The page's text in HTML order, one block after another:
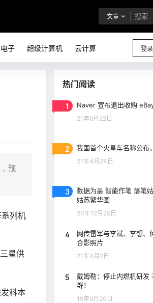
文章
登录
子 超级计算机 云计算
预
列机
星供
科本
热门阅读
1 Naver 宣布退出收购
21年6月22日
2 我国首个火星车名称公布
21年4月24日
3
数据为墨 智能作笔 落笔
姑苏繁华图
20年12月25日
4
网传雷军与李斌、李想、
合影照片
21年4月2日
5
戴姆勒：停止内燃机研发
群！
19年9月20日